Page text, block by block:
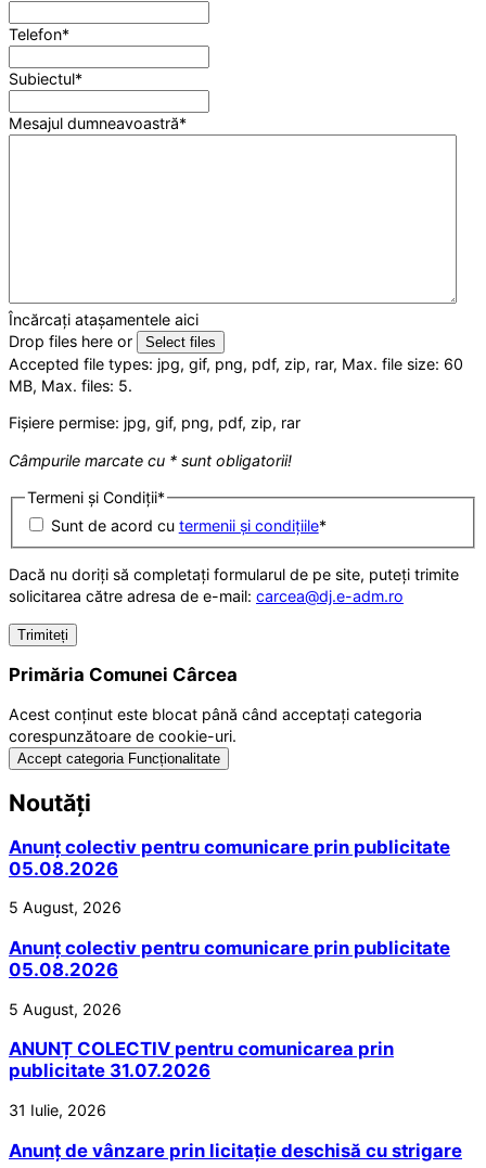
Telefon*
Subiectul*
Mesajul dumneavoastră*
Încărcați atașamentele aici
Drop files here or
Select files
Accepted file types: jpg, gif, png, pdf, zip, rar, Max. file size: 60
MB, Max. files: 5.
Fișiere permise: jpg, gif, png, pdf, zip, rar
Câmpurile marcate cu * sunt obligatorii!
Termeni și Condiții*
Sunt de acord cu termenii și condițiile*
Dacă nu doriți să completați formularul de pe site, puteți trimite
solicitarea către adresa de e-mail: carcea@dj.e-adm.ro
Primăria Comunei Cârcea
Acest conținut este blocat până când acceptați categoria
corespunzătoare de cookie-uri.
Accept categoria Funcționalitate
Noutăți
Anunț colectiv pentru comunicare prin publicitate
05.08.2026
5 August, 2026
Anunț colectiv pentru comunicare prin publicitate
05.08.2026
5 August, 2026
ANUNȚ COLECTIV pentru comunicarea prin
publicitate 31.07.2026
31 Iulie, 2026
Anunț de vânzare prin licitație deschisă cu strigare